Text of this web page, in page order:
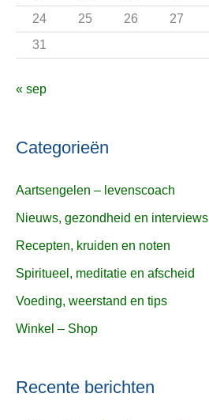
24
25 26 27
31
« sep
Categorieën
Aartsengelen – levenscoach
Nieuws, gezondheid en interviews
Recepten, kruiden en noten
Spiritueel, meditatie en afscheid
Voeding, weerstand en tips
Winkel – Shop
Recente berichten